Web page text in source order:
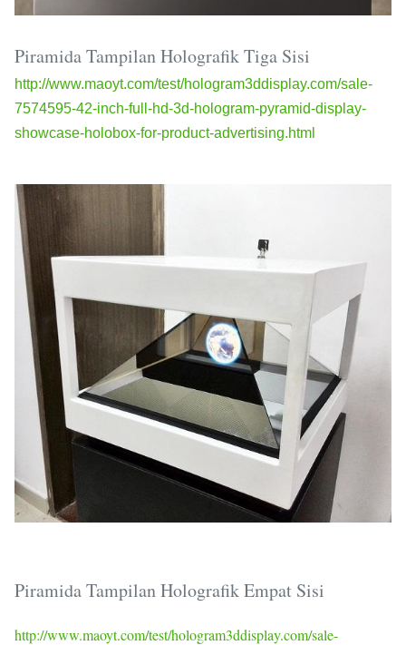
Piramida Tampilan Holografik Tiga Sisi
http://www.maoyt.com/test/hologram3ddisplay.com/sale-
7574595-42-inch-full-hd-3d-hologram-pyramid-display-
showcase-holobox-for-product-advertising.html
Piramida Tampilan Holografik Empat Sisi
http://www.maoyt.com/test/hologram3ddisplay.com/sale-